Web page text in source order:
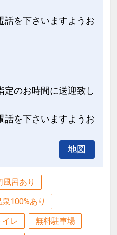
15分程清掃あり
庭園で、四季折々
さい。
るキッズコーナー
ゃがいっぱい♪畳
利用代金不要でご
非ご利用ください。
販売している望川
ンです♪
話を下さいますようお
のお時間に送迎致し
話を下さいますようお
地図
風呂あり
100%あり
レ 無料駐車場